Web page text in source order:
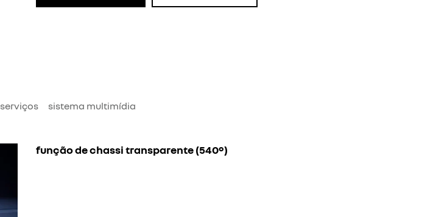
serviços sistema multimídia
função de chassi transparente (540º)